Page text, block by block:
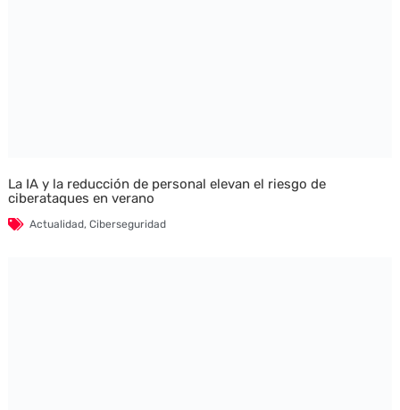
La IA y la reducción de personal elevan el riesgo de
ciberataques en verano
Actualidad, Ciberseguridad